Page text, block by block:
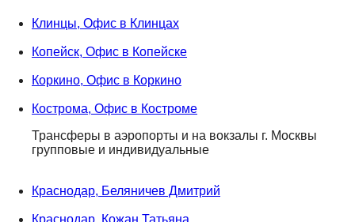
Клинцы, Офис в Клинцах
Копейск, Офис в Копейске
Коркино, Офис в Коркино
Кострома, Офис в Костроме
Трансферы в аэропорты и на вокзалы г. Москвы
групповые и индивидуальные
Краснодар, Беляничев Дмитрий